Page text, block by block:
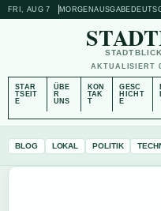
FRI, AUG 7 MORGENAUSGABE
AKTUALISIERT
STAR
TSEIT
E
ÜBE
R
UNS
KON
TAK
T
GESC
HICHT
E
BLOG LOKAL POLITIK